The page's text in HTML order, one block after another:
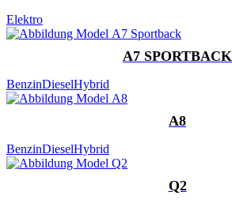
Elektro
A7 SPORTBACK
BenzinDieselHybrid
A8
BenzinDieselHybrid
Q2